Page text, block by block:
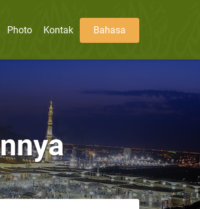
Photo Kontak Bahasa